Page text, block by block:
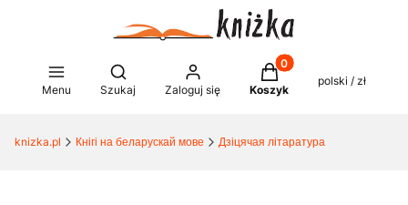
Menu
Otwórz wyszukiwarkę
Szukaj Zaloguj się
Produkty w koszyku:
Koszyk
polski / zł
knizka.pl Кнігі на беларускай мове Дзіцячая літаратура